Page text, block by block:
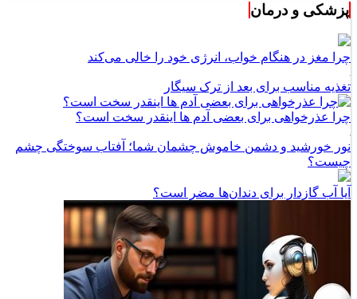
پزشکی و درمان
چرا مغز در هنگام خواب، انرژی خود را خالی می‌کند
تغذیه مناسب برای بعد از ترک سیگار
چرا عذرخواهی برای بعضی آدم ها اینقدر سخت است؟
نور خورشید و دشمن خاموش چشمان شما؛ آفتاب سوختگی چشم
چیست؟
آیا آب گازدار برای دندان‌ها مضر است؟